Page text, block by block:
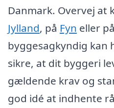
Danmark. Overvej at
Jylland, på Fyn eller på
byggesagkyndig kan
sikre, at dit byggeri
gældende krav og
god idé at indhente